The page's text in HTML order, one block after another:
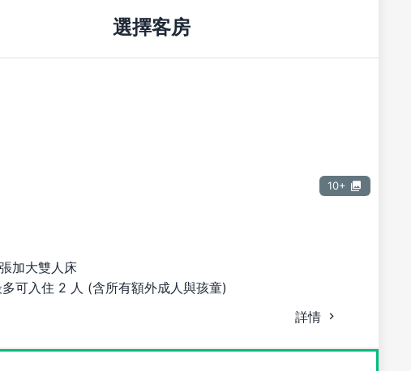
選擇客房
10+
加大雙人床
可入住 2 人 (含所有額外成人與孩童)
詳情